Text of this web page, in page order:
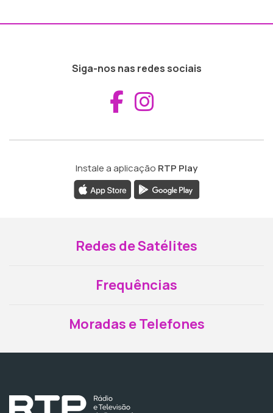
Siga-nos nas redes sociais
Aceder ao
Instale a aplicação RTP Play
Redes de Satélites
Frequências
Moradas e Telefones